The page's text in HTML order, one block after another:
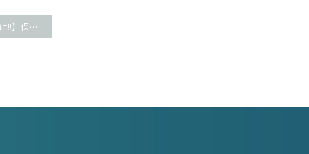
【腰痛改善と小顔に!!】保育士さんのお声頂きましたー